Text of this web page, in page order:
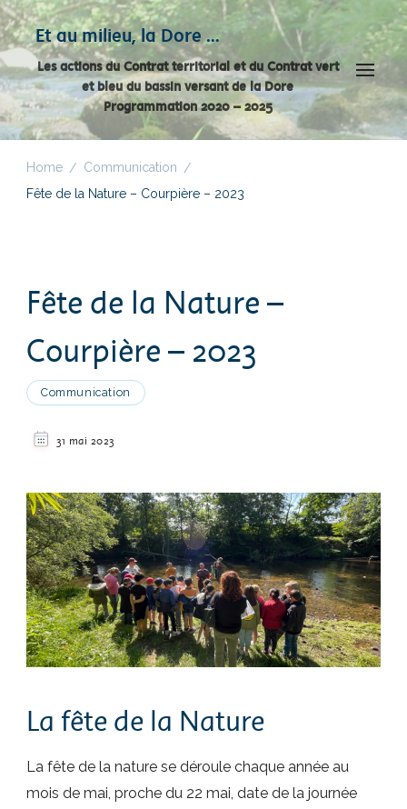
Et au milieu, la Dore …
Les actions du Contrat territorial et du Contrat vert
et bleu du bassin versant de la Dore
Programmation 2020 – 2025
Home / Communication /
Fête de la Nature – Courpière – 2023
Fête de la Nature –
Courpière – 2023
Communication
31 mai 2023
La fête de la Nature
La fête de la nature se déroule chaque année au
mois de mai, proche du 22 mai, date de la journée
Panneau de gestion des cookies